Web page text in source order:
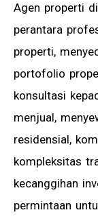
Agen properti
perantara
properti,
portofolio
konsultasi
menjual,
residensial,
kompleksitas
kecanggihan
permintaan